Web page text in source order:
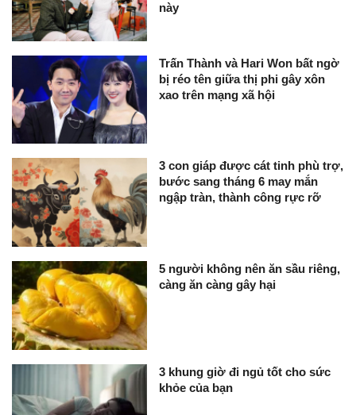
này
Trấn Thành và Hari Won bất ngờ
bị réo tên giữa thị phi gây xôn
xao trên mạng xã hội
3 con giáp được cát tinh phù trợ,
bước sang tháng 6 may mắn
ngập tràn, thành công rực rỡ
5 người không nên ăn sầu riêng,
càng ăn càng gây hại
3 khung giờ đi ngủ tốt cho sức
khỏe của bạn